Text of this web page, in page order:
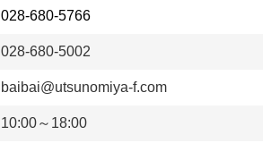
028-680-5766
028-680-5002
baibai@utsunomiya-f.com
10:00～18:00